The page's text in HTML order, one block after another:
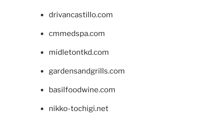
drivancastillo.com
cmmedspa.com
midletontkd.com
gardensandgrills.com
basilfoodwine.com
nikko-tochigi.net